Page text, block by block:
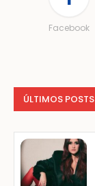
Facebook
ÚLTIMOS POSTS